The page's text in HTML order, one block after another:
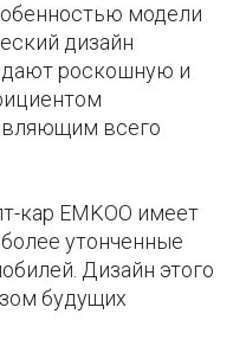
модели
дизайн
роскошную и
всего
кар EMKOO имеет
утонченные
Дизайн этого
будущих